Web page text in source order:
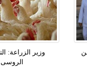
وزير الزراعة:
الروسى